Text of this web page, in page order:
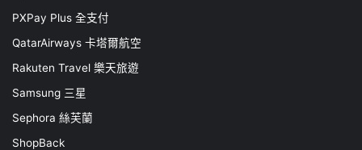
PXPay Plus 全支付
QatarAirways 卡塔爾航空
Rakuten Travel 樂天旅遊
Samsung 三星
Sephora 絲芙蘭
ShopBack